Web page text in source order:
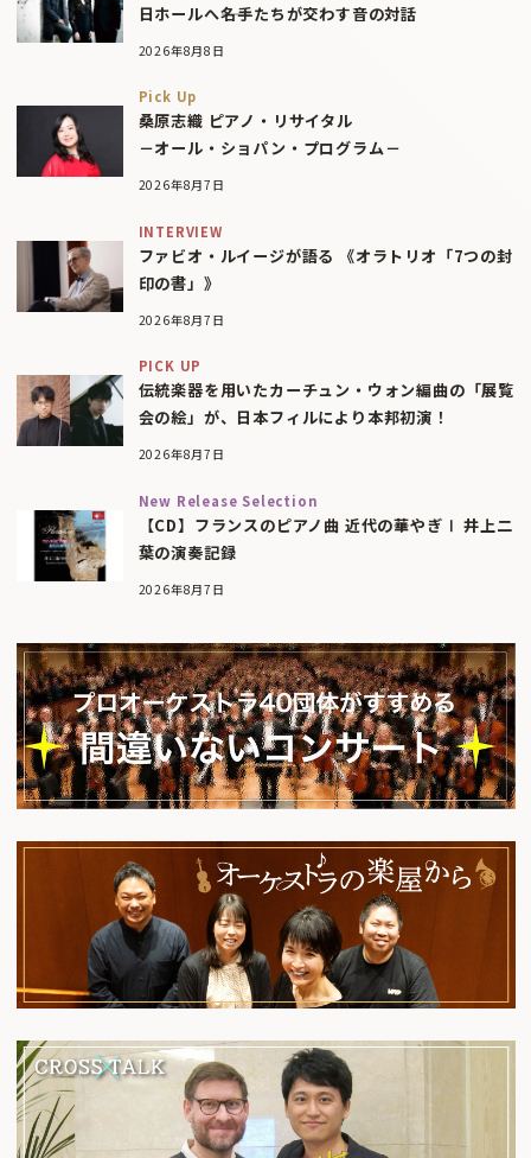
日ホールへ――名手たちが交わす音の対話
2026年8月8日
Pick Up
桑原志織 ピアノ・リサイタル
－オール・ショパン・プログラム－
2026年8月7日
INTERVIEW
ファビオ・ルイージが語る 《オラトリオ「7つの封
印の書」》
2026年8月7日
PICK UP
伝統楽器を用いたカーチュン・ウォン編曲の「展覧
会の絵」が、日本フィルにより本邦初演！
2026年8月7日
New Release Selection
【CD】フランスのピアノ曲 近代の華やぎⅠ 井上二
葉の演奏記録
2026年8月7日